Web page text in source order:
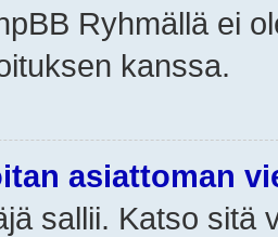
Ryhmällä ei
kanssa.
asiattoman
sallii. Katso sitä